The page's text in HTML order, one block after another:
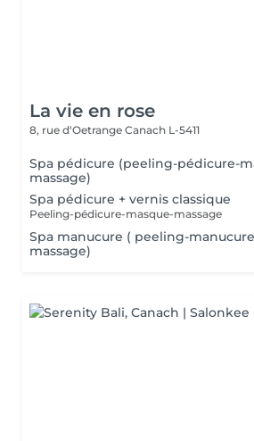
La vie en rose
8, rue d‘Oetrange Canach L-5411
Spa pédicure (peeling-pédicure-
massage)
Spa pédicure + vernis classique
Peeling-pédicure-masque-massage
Spa manucure ( peeling-
massage)